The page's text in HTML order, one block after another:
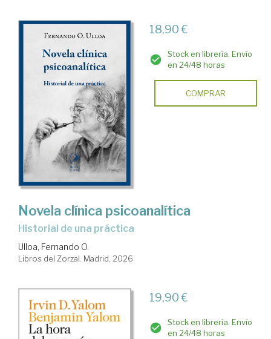
18,90 €
Stock en librería. Envío
en 24/48 horas
COMPRAR
Novela clínica psicoanalítica
Historial de una práctica
Ulloa, Fernando O.
Libros del Zorzal. Madrid, 2026
19,90 €
Stock en librería. Envío
en 24/48 horas